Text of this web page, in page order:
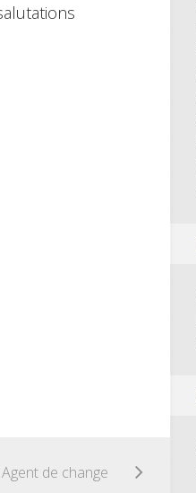
de change